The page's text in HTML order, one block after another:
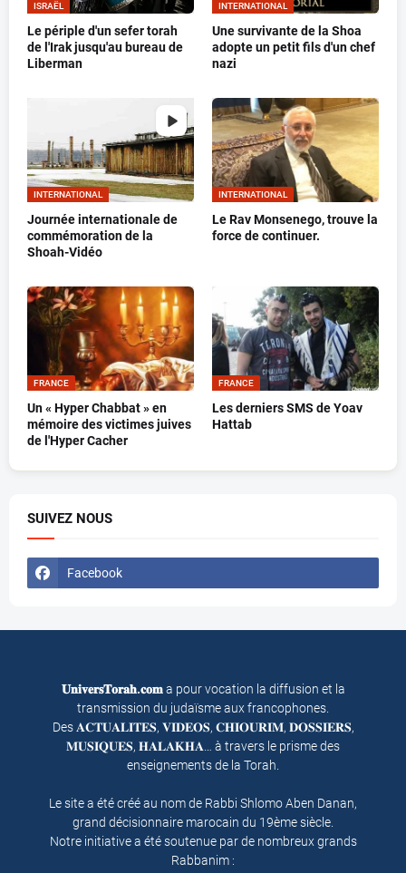
ISRAËL
Le périple d'un sefer torah
de l'Irak jusqu'au bureau de
Liberman
INTERNATIONAL
Une survivante de la Shoa
adopte un petit fils d'un chef
nazi
INTERNATIONAL
Journée internationale de
commémoration de la
Shoah-Vidéo
INTERNATIONAL
Le Rav Monsenego, trouve la
force de continuer.
FRANCE
Un « Hyper Chabbat » en
mémoire des victimes juives
de l'Hyper Cacher
FRANCE
Les derniers SMS de Yoav
Hattab
SUIVEZ NOUS
Facebook
𝐔𝐧𝐢𝐯𝐞𝐫𝐬𝐓𝐨𝐫𝐚𝐡.𝐜𝐨𝐦a pour vocation la diffusion et la
transmission du judaïsme aux francophones.
Des 𝐀𝐂𝐓𝐔𝐀𝐋𝐈𝐓𝐄𝐒, 𝐕𝐈𝐃𝐄𝐎𝐒, 𝐂𝐇𝐈𝐎𝐔𝐑𝐈𝐌, 𝐃𝐎𝐒𝐒𝐈𝐄𝐑𝐒,
𝐌𝐔𝐒𝐈𝐐𝐔𝐄𝐒, 𝐇𝐀𝐋𝐀𝐊𝐇𝐀… à travers le prisme des
enseignements de la Torah.
Le site a été créé au nom de Rabbi Shlomo Aben Danan,
grand décisionnaire marocain du 19ème siècle.
Notre initiative a été soutenue par de nombreux grands
Rabbanim :